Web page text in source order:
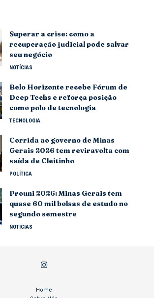
Superar a crise: como a
recuperação judicial pode salvar
seu negócio
NOTÍCIAS
Belo Horizonte recebe Fórum de
Deep Techs e reforça posição
como polo de tecnologia
TECNOLOGIA
Corrida ao governo de Minas
Gerais 2026 tem reviravolta com
saída de Cleitinho
POLÍTICA
Prouni 2026: Minas Gerais tem
quase 60 mil bolsas de estudo no
segundo semestre
NOTÍCIAS
Home